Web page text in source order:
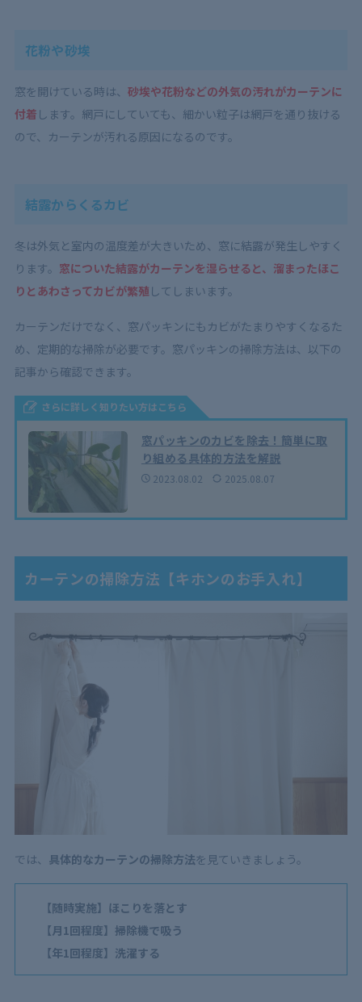
花粉や砂埃
窓を開けている時は、 砂埃や花粉などの外気の汚れがカーテンに
付着 します。 網戸にしていても、細かい粒子は網戸を通り抜ける
ので、カーテンが汚れる原因になるのです。
結露からくるカビ
冬は外気と室内の温度差が大きいため、窓に結露が発生しやすく
ります。 窓についた結露がカーテンを湿らせると、溜まったほこ
りとあわさってカビが繁殖 してしまいます。
カーテンだけでなく、窓パッキンにもカビがたまりやすくなるた
め、定期的な掃除が必要です。窓パッキンの掃除方法は、以下の
記事から確認できます。
さらに詳しく知りたい方はこちら
窓パッキンのカビを除去！簡単に取
り組める具体的方法を解説
2023.08.02 2025.08.07
カーテンの掃除方法【キホンのお手入れ】
では、 具体的なカーテンの掃除方法を見ていきましょう。
【随時実施】ほこりを落とす
【月1回程度】掃除機で吸う
【年1回程度】洗濯する